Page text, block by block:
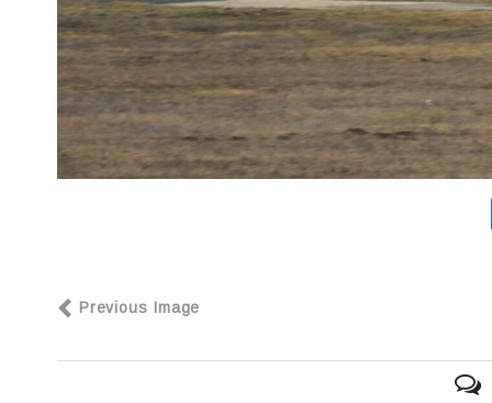
Previous Image